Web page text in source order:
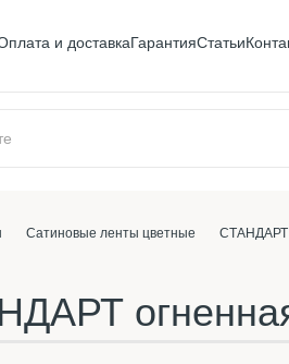
и доставкаГарантияСтатьи
Сатиновые ленты цветные СТАНДАРТ